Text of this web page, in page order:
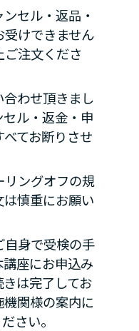
セル・返品・
けできません
注文くださ
わせ頂きまし
ル・返金・申
てお断りさせ
リングオフの規
慎重にお願い
自身で受検の手
座にお申込み
は完了してお
関様の案内に
さい。